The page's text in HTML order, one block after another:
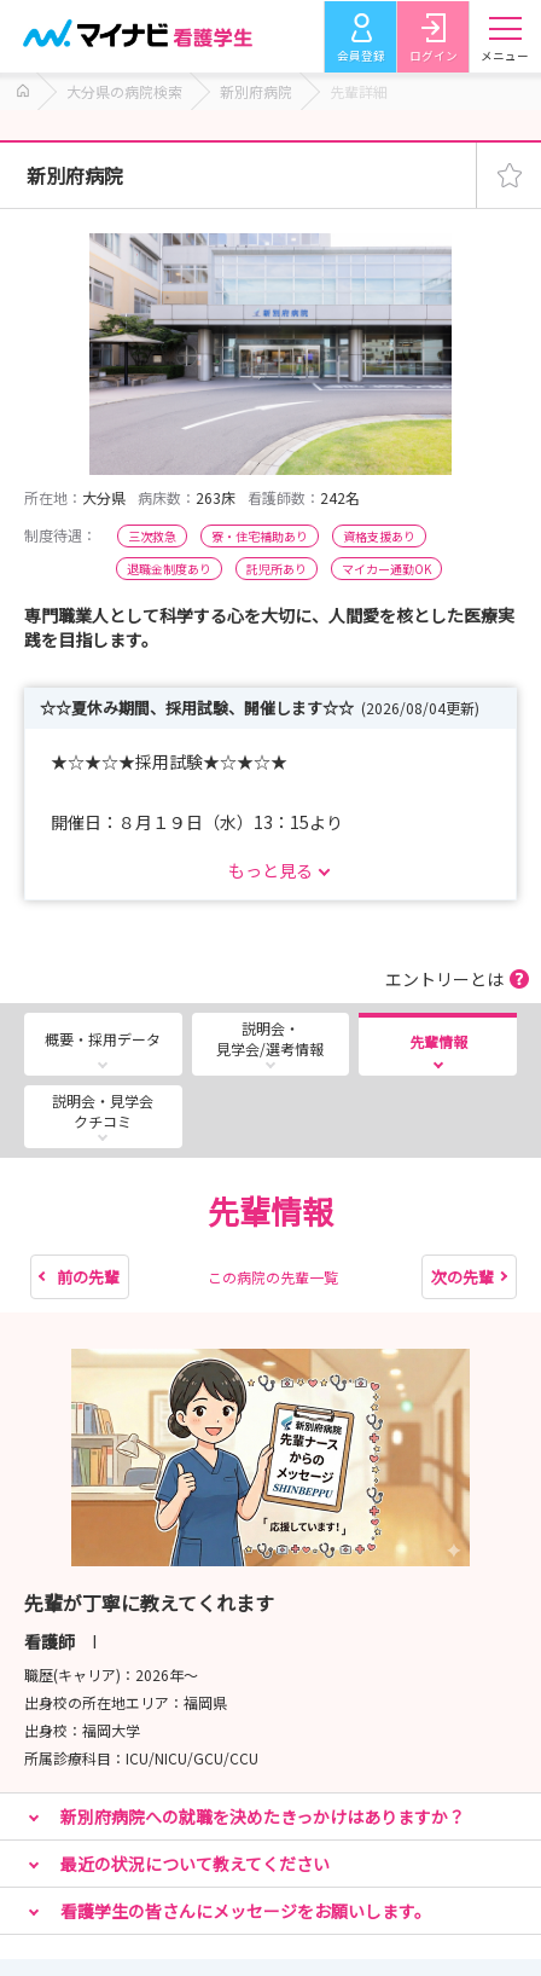
会員登録 ログイン メニュー
大分県の病院検索 新別府病院 先輩詳細
新別府病院
所在地： 大分県 病床数： 263床 看護師数： 242名
制度待遇：
三次救急 寮・住宅補助あり
資格支援あり
退職金制度あり
託児所あり マイカー通勤OK
専門職業人として科学する心を大切に、人間愛を核とした医療実
践を目指します。
☆☆夏休み期間、採用試験、開催します☆☆ (2026/08/04更新)
★☆★☆★採用試験★☆★☆★
開催日：８月１９日（水）13：15より
２０２７年度卒業予定者、
皆さんのエントリーをお待ちしています。
随時、♪先輩情報も更新中です♪ご確認ください。
もっと見る
エントリーとは
概要・採用データ
説明会・
見学会/選考情報
先輩情報
説明会・見学会
クチコミ
先輩情報
前の先輩 この病院の先輩一覧 次の先輩
先輩が丁寧に教えてくれます
看護師 I
職歴(キャリア)： 2026年〜
出身校の所在地エリア： 福岡県
出身校： 福岡大学
所属診療科目： ICU/NICU/GCU/CCU
新別府病院への就職を決めたきっかけはありますか？
最近の状況について教えてください
看護学生の皆さんにメッセージをお願いします。